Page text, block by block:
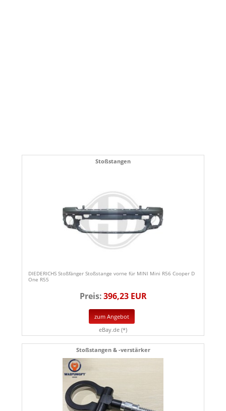
Stoßstangen
DIEDERICHS Stoßfänger Stoßstange vorne für MINI Mini R56 Cooper D
One R55
Preis:396,23 EUR
zum Angebot
eBay.de (*)
Stoßstangen & -verstärker